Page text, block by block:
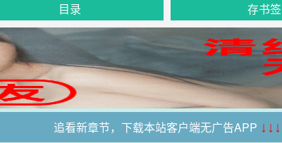
目录 存书签
追看新章节，下载本站客户端无广告APP ↓↓↓